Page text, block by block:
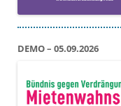
DEMO – 05.09.2026